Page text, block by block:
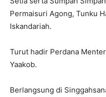
Permaisuri Agong, Tunku
Iskandariah.
Turut hadir Perdana
Yaakob.
Berlangsung di